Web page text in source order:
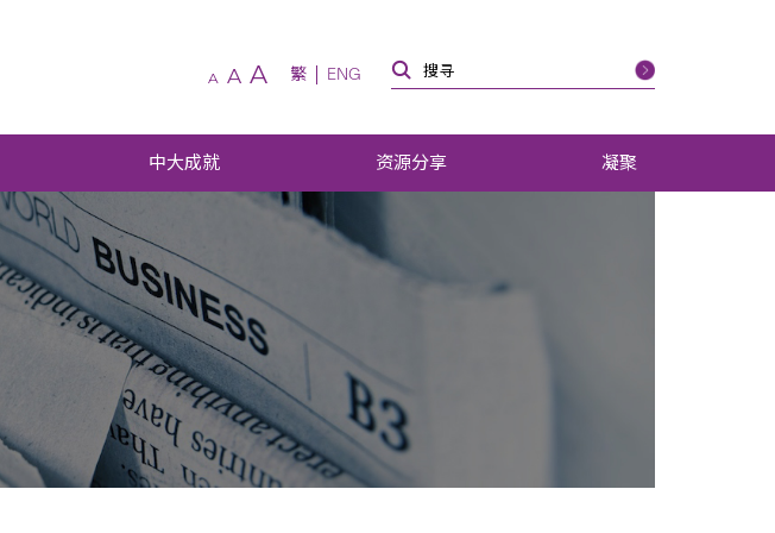
A A A 繁 ENG
中大成就 资源分享 凝聚